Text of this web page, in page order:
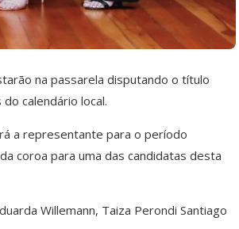
na passarela disputando o título
calendário local.
a representante para o período
coroa para uma das candidatas desta
Willemann, Taiza Perondi Santiago